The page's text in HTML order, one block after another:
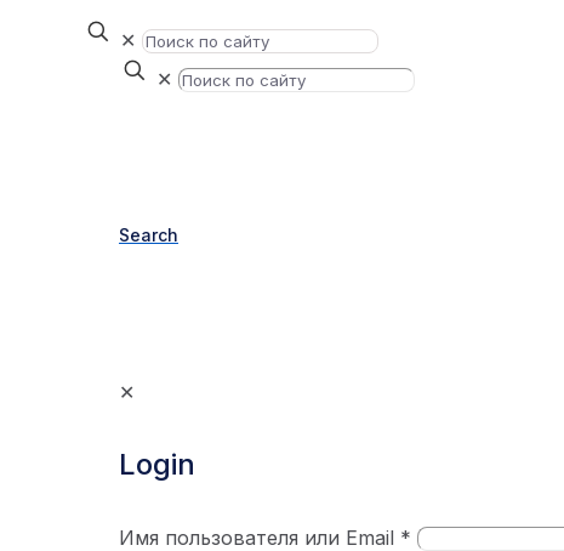
✕
✕
Search
✕
Login
Имя пользователя или Email *